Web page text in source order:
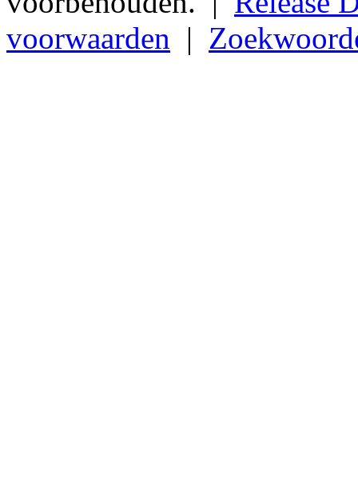
voorwaarden |